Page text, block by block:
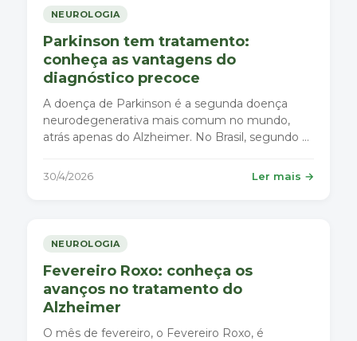
NEUROLOGIA
Parkinson tem tratamento:
conheça as vantagens do
diagnóstico precoce
A doença de Parkinson é a segunda doença
neurodegenerativa mais comum no mundo,
atrás apenas do Alzheimer. No Brasil, segundo o
vivem com a condição.
30/4/2026 Ler mais →
NEUROLOGIA
Fevereiro Roxo: conheça os
avanços no tratamento do
Alzheimer
O mês de fevereiro, o Fevereiro Roxo, é